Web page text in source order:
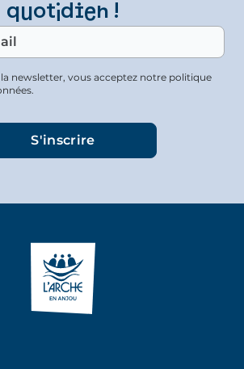
quotidien !
newsletter, vous acceptez notre politique